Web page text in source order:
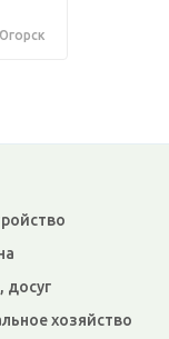
досуг
хозяйство